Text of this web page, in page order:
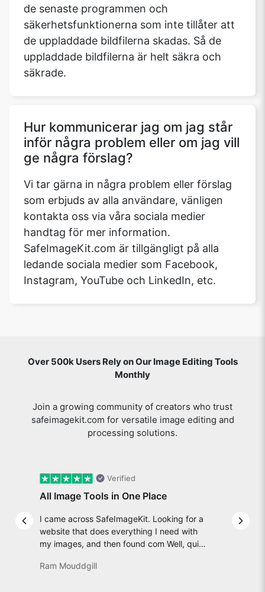
de senaste programmen och
säkerhetsfunktionerna som inte tillåter att
de uppladdade bildfilerna skadas. Så de
uppladdade bildfilerna är helt säkra och
säkrade.
Hur kommunicerar jag om jag står
inför några problem eller om jag vill
ge några förslag?
Vi tar gärna in några problem eller förslag
som erbjuds av alla användare, vänligen
kontakta oss via våra sociala medier
handtag för mer information.
SafeImageKit.com är tillgängligt på alla
ledande sociala medier som Facebook,
Instagram, YouTube och LinkedIn, etc.
Over 500k Users Rely on Our Image Editing Tools
Monthly
Join a growing community of creators who trust
safeimagekit.com for versatile image editing and
processing solutions.
Previous slide
Verified
All Image Tools in One Place
I came across SafeImageKit. Looking for a
website that does everything I need with
my images, and then found com Well, quite
an incredibly high-speed, stable and easy-
Ram Mouddgill
Next